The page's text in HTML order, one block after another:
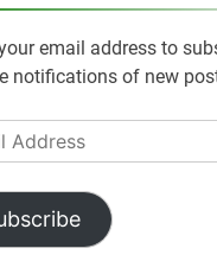
email address to
notifications of new